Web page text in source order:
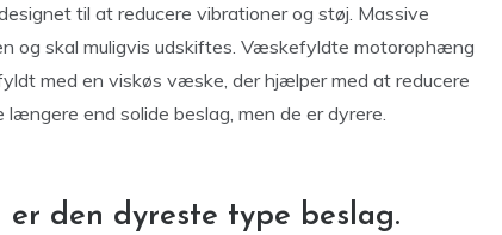
til at reducere vibrationer og støj. Massive
og skal muligvis udskiftes. Væskefyldte motorophæng
med en viskøs væske, der hjælper med at reducere
end solide beslag, men de er dyrere.
den dyreste type beslag.